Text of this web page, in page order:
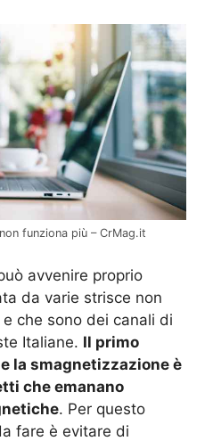
funziona più – CrMag.it
avvenire proprio
da varie strisce non
che sono dei canali di
Italiane. Il primo
la smagnetizzazione è
che emanano
. Per questo
fare è evitare di